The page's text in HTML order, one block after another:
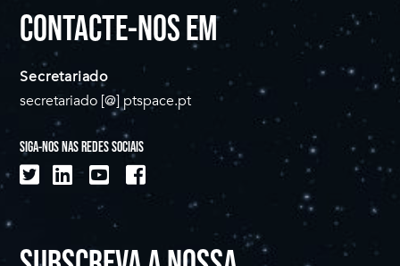
CONTACTE-NOS EM
Secretariado
secretariado [@] ptspace.pt
SIGA-NOS NAS REDES SOCIAIS